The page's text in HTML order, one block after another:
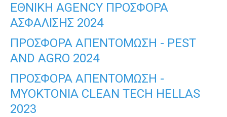
ΕΘΝΙΚΗ AGENCY ΠΡΟΣΦΟΡΑ
ΑΣΦΑΛΙΣΗΣ 2024
ΠΡΟΣΦΟΡΑ ΑΠΕΝΤΟΜΩΣΗ - PEST
AND AGRO 2024
ΠΡΟΣΦΟΡΑ ΑΠΕΝΤΟΜΩΣΗ -
ΜΥΟΚΤΟΝΙΑ CLEAN TECH HELLAS
2023